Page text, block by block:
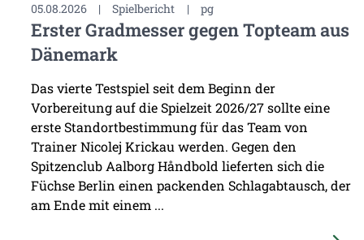
05.08.2026 | Spielbericht | pg
Erster Gradmesser gegen Topteam aus
Dänemark
Das vierte Testspiel seit dem Beginn der
Vorbereitung auf die Spielzeit 2026/27 sollte eine
erste Standortbestimmung für das Team von
Trainer Nicolej Krickau werden. Gegen den
Spitzenclub Aalborg Håndbold lieferten sich die
Füchse Berlin einen packenden Schlagabtausch, der
am Ende mit einem ...